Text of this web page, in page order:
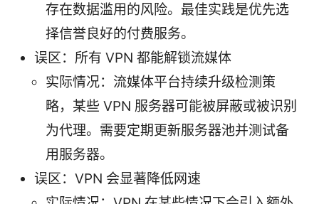
存在数据滥用的风险。最佳实践是优先选
择信誉良好的付费服务。
误区：所有 VPN 都能解锁流媒体
实际情况：流媒体平台持续升级检测策
略，某些 VPN 服务器可能被屏蔽或被识别
为代理。需要定期更新服务器池并测试备
用服务器。
误区：VPN 会显著降低网速